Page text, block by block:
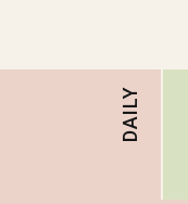
DAILY